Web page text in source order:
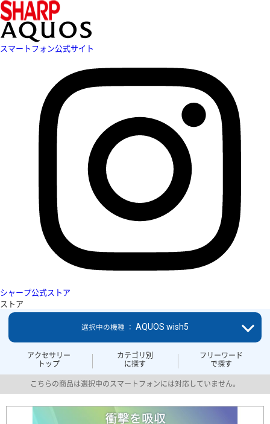
スマートフォン公式サイト
シャープ公式ストア
ストア
アクセサリー
トップ
カテゴリ別
に探す
フリーワード
で探す
選択中の機種 ： AQUOS wish5
こちらの商品は選択中のスマートフォンには対応していません。